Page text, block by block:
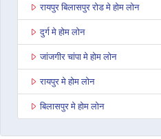
रायपुर बिलासपुर रोड मे होम लोन
दुर्ग मे होम लोन
जांजगीर चांपा मे होम लोन
रायपुर मे होम लोन
बिलासपुर मे होम लोन